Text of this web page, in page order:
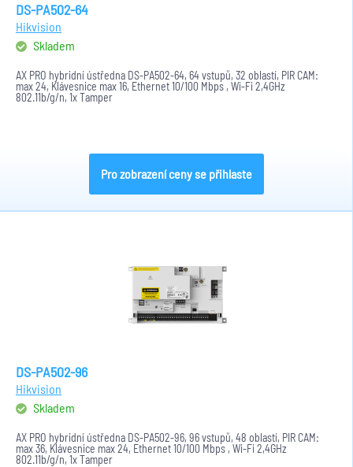
DS-PA502-64
Hikvision
Skladem
AX PRO hybridní ústředna DS-PA502-64, 64 vstupů, 32 oblastí, PIR CAM:
max 24, Klávesnice max 16, Ethernet 10/100 Mbps , Wi-Fi 2,4GHz
802.11b/g/n, 1x Tamper
Pro zobrazení ceny se přihlaste
DS-PA502-96
Hikvision
Skladem
AX PRO hybridní ústředna DS-PA502-96, 96 vstupů, 48 oblastí, PIR CAM:
max 36, Klávesnice max 24, Ethernet 10/100 Mbps , Wi-Fi 2,4GHz
802.11b/g/n, 1x Tamper